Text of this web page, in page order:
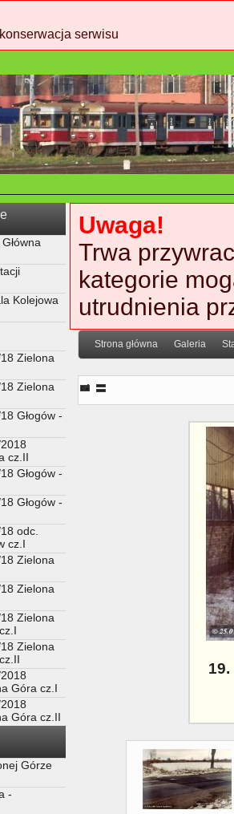
serwisu
Kolejowa
Zielona
Zielona
Głogów -
cz.II
Głogów -
Głogów -
odc.
cz.I
Zielona
Zielona
Zielona
Zielona
Góra cz.I
Góra cz.II
Górze
-
Uwaga!
Trwa
kategorie
utrudnienia
Strona główna Galeria